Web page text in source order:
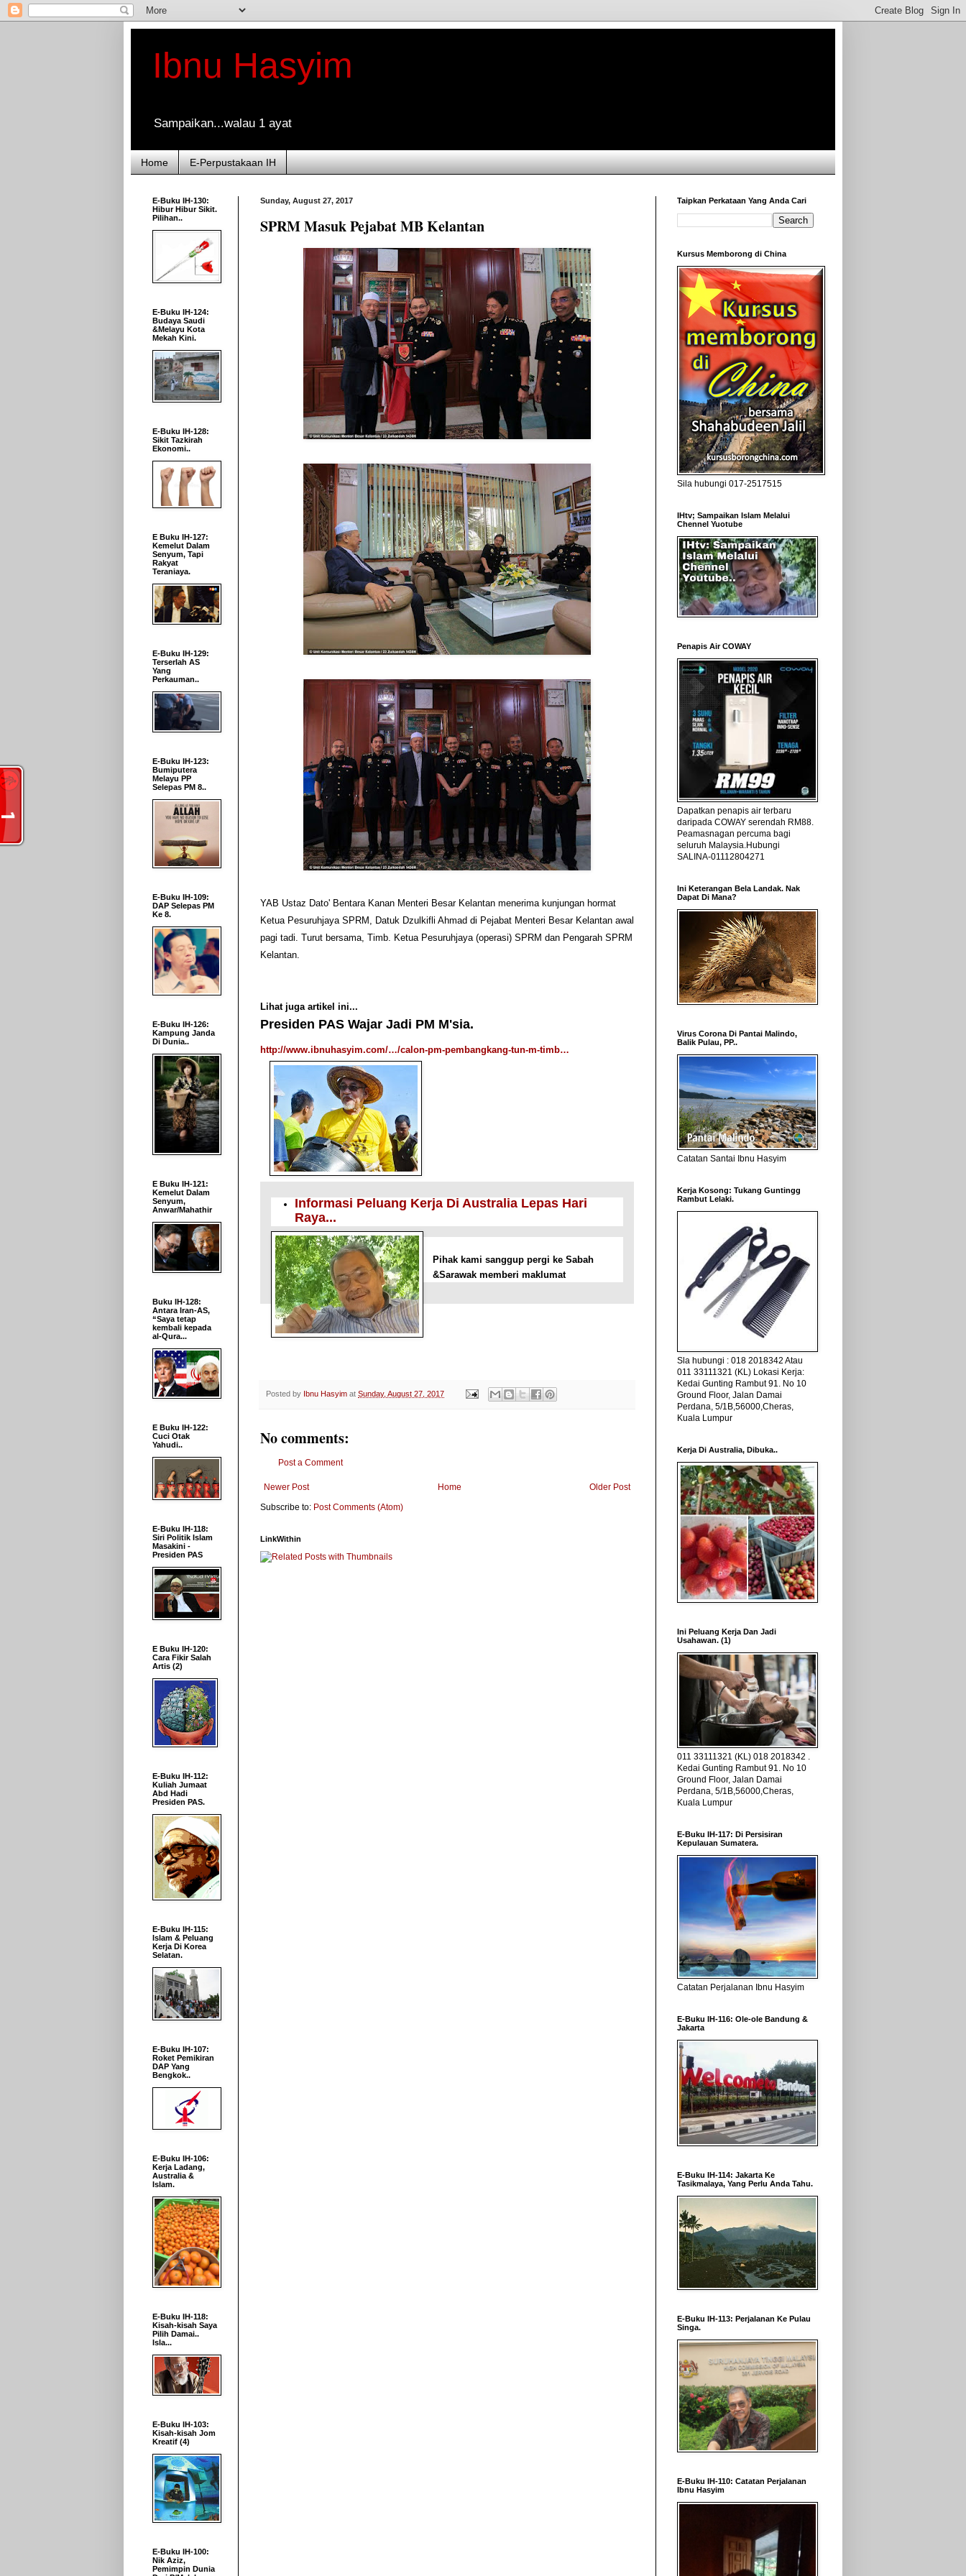
Ibnu Hasyim
Sampaikan...walau 1 ayat
Home E-Perpustakaan IH
Sunday, August 27, 2017
SPRM Masuk Pejabat MB Kelantan
YAB Ustaz Dato' Bentara Kanan Menteri Besar Kelantan menerima kunjungan hormat
Ketua Pesuruhjaya SPRM, Datuk Dzulkifli Ahmad di Pejabat Menteri Besar Kelantan awal
pagi tadi. Turut bersama, Timb. Ketua Pesuruhjaya (operasi) SPRM dan Pengarah SPRM
Kelantan.
Lihat juga artikel ini...
Presiden PAS Wajar Jadi PM M'sia.
http://www.ibnuhasyim.com/…/calon-pm-pembangkang-tun-m-timb…
Informasi Peluang Kerja Di Australia Lepas Hari
Raya...
Pihak kami sanggup pergi ke Sabah
&Sarawak memberi maklumat
Posted by Ibnu Hasyim at Sunday, August 27, 2017
No comments:
Post a Comment
Newer Post Older Post
Home
Subscribe to: Post Comments (Atom)
LinkWithin
E-Buku IH-130:
Hibur Hibur Sikit.
Pilihan..
E-Buku IH-124:
Budaya Saudi
&Melayu Kota
Mekah Kini.
E-Buku IH-128:
Sikit Tazkirah
Ekonomi..
E Buku IH-127:
Kemelut Dalam
Senyum, Tapi
Rakyat
Teraniaya.
E-Buku IH-129:
Terserlah AS
Yang
Perkauman..
E-Buku IH-123:
Bumiputera
Melayu PP
Selepas PM 8..
E-Buku IH-109:
DAP Selepas PM
Ke 8.
E-Buku IH-126:
Kampung Janda
Di Dunia..
E Buku IH-121:
Kemelut Dalam
Senyum,
Anwar/Mahathir
Buku IH-128:
Antara Iran-AS,
“Saya tetap
kembali kepada
al-Qura...
E Buku IH-122:
Cuci Otak
Yahudi..
E-Buku IH-118:
Siri Politik Islam
Masakini -
Presiden PAS
E Buku IH-120:
Cara Fikir Salah
Artis (2)
E-Buku IH-112:
Kuliah Jumaat
Abd Hadi
Presiden PAS.
E-Buku IH-115:
Islam & Peluang
Kerja Di Korea
Selatan.
E-Buku IH-107:
Roket Pemikiran
DAP Yang
Bengkok..
E-Buku IH-106:
Kerja Ladang,
Australia &
Islam.
E-Buku IH-118:
Kisah-kisah Saya
Pilih Damai..
Isla...
E-Buku IH-103:
Kisah-kisah Jom
Kreatif (4)
E-Buku IH-100:
Nik Aziz,
Pemimpin Dunia
Taipkan Perkataan Yang Anda Cari
Kursus Memborong di China
Sila hubungi 017-2517515
IHtv; Sampaikan Islam Melalui
Chennel Yuotube
Penapis Air COWAY
Dapatkan penapis air terbaru
daripada COWAY serendah RM88.
Peamasnagan percuma bagi
seluruh Malaysia.Hubungi
SALINA-01112804271
Ini Keterangan Bela Landak. Nak
Dapat Di Mana?
Virus Corona Di Pantai Malindo,
Balik Pulau, PP..
Catatan Santai Ibnu Hasyim
Kerja Kosong: Tukang Guntingg
Rambut Lelaki.
Sla hubungi : 018 2018342 Atau
011 33111321 (KL) Lokasi Kerja:
Kedai Gunting Rambut 91. No 10
Ground Floor, Jalan Damai
Perdana, 5/1B,56000,Cheras,
Kuala Lumpur
Kerja Di Australia, Dibuka..
Ini Peluang Kerja Dan Jadi
Usahawan. (1)
011 33111321 (KL) 018 2018342 .
Kedai Gunting Rambut 91. No 10
Ground Floor, Jalan Damai
Perdana, 5/1B,56000,Cheras,
Kuala Lumpur
E-Buku IH-117: Di Persisiran
Kepulauan Sumatera.
Catatan Perjalanan Ibnu Hasyim
E-Buku IH-116: Ole-ole Bandung &
Jakarta
E-Buku IH-114: Jakarta Ke
Tasikmalaya, Yang Perlu Anda Tahu.
E-Buku IH-113: Perjalanan Ke Pulau
Singa.
E-Buku IH-110: Catatan Perjalanan
Ibnu Hasyim